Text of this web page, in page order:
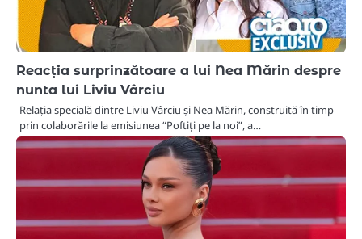
Reacția surprinzătoare a lui Nea Mărin despre
nunta lui Liviu Vârciu
Relația specială dintre Liviu Vârciu și Nea Mărin, construită în timp
prin colaborările la emisiunea “Poftiți pe la noi”, a…